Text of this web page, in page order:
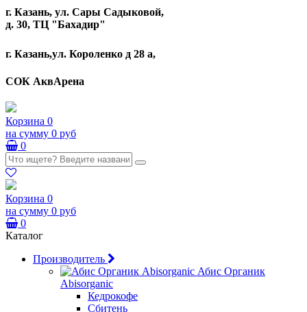
г. Казань, ул. Сары Садыковой,
д. 30, ТЦ "Бахадир"
г. Казань,ул. Короленко д 28 а,
СОК АквАрена
Корзина 0
на сумму 0 руб
0
Корзина 0
на сумму 0 руб
0
Каталог
Производитель
Абис Органик
Abisorganic
Кедрокофе
Сбитень